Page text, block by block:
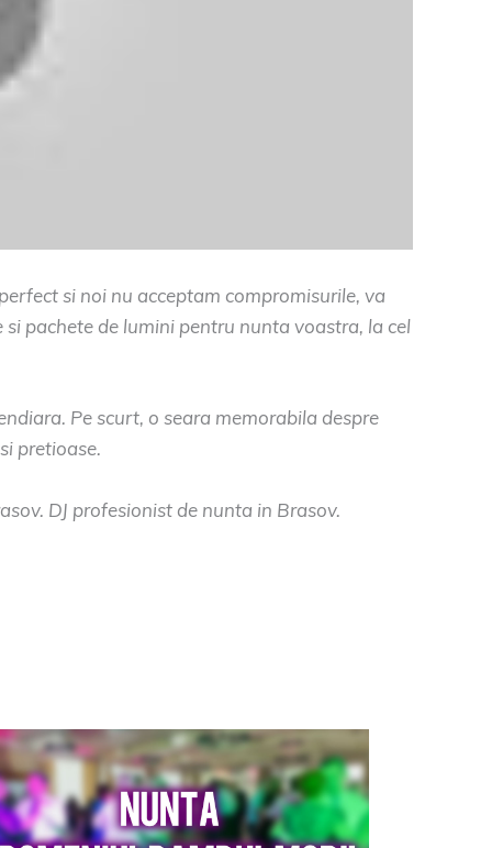
si noi nu acceptam compromisurile, va
pachete de lumini pentru nunta voastra, la cel
Pe scurt, o seara memorabila despre
pretioase.
DJ profesionist de nunta in Brasov.